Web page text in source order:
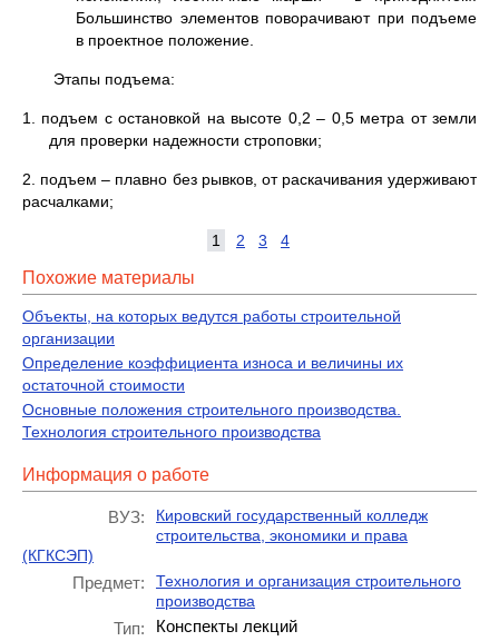
Большинство элементов поворачивают при подъеме
в проектное положение.
Этапы подъема:
1. подъем с остановкой на высоте 0,2 – 0,5 метра от земли
для проверки надежности строповки;
2. подъем – плавно без рывков, от раскачивания удерживают
расчалками;
1 2 3 4
Похожие материалы
Объекты, на которых ведутся работы строительной
организации
Определение коэффициента износа и величины их
остаточной стоимости
Основные положения строительного производства.
Технология строительного производства
Информация о работе
ВУЗ:
Кировский государственный колледж
строительства, экономики и права
(КГКСЭП)
Предмет:
Технология и организация строительного
производства
Тип: Конспекты лекций